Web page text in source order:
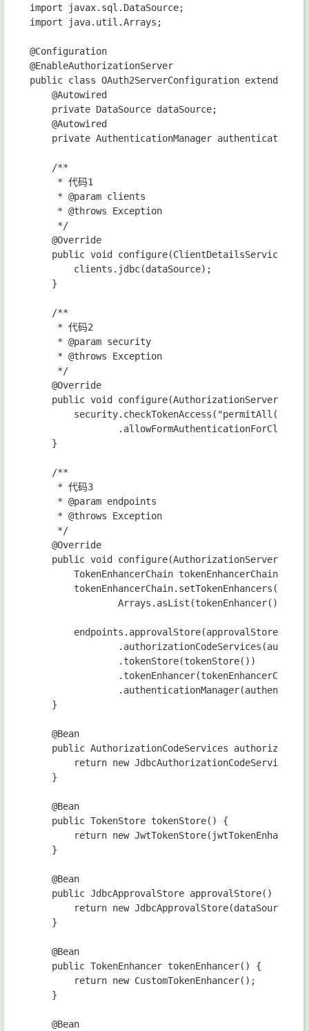
import javax.sql.DataSource;
import java.util.Arrays;
@Configuration
@EnableAuthorizationServer
public class OAuth2ServerConfiguration extends
    @Autowired
    private DataSource dataSource;
    @Autowired
private AuthenticationManager
    /**
     * 代码1
     * @param clients
     * @throws Exception
     */
    @Override
public void
        clients.jdbc(dataSource);
    }
    /**
     * 代码2
     * @param security
     * @throws Exception
     */
    @Override
public void
        security.checkTokenAccess("permitAll()")
    }
    /**
     * 代码3
     * @param endpoints
     * @throws Exception
     */
    @Override
public void
TokenEnhancerChain tokenEnhancerChain =
        tokenEnhancerChain.setTokenEnhancers(
Arrays.asList(tokenEnhancer(),
        endpoints.approvalStore(approvalStore())
                .tokenStore(tokenStore())
                .tokenEnhancer(tokenEnhancerChain)
    }
    @Bean
public AuthorizationCodeServices
return new
    }
    @Bean
    public TokenStore tokenStore() {
return new
    }
    @Bean
    public JdbcApprovalStore approvalStore() {
        return new JdbcApprovalStore(dataSource);
    }
    @Bean
    public TokenEnhancer tokenEnhancer() {
        return new CustomTokenEnhancer();
    }
    @Bean